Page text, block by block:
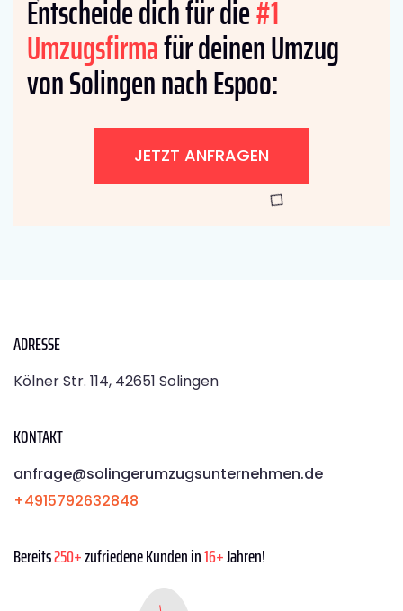
Entscheide dich für die#1
Umzugsfirmafür deinen Umzug
von Solingen nach Espoo:
JETZT ANFRAGEN
ADRESSE
Kölner Str. 114, 42651 Solingen
KONTAKT
anfrage@solingerumzugsunternehmen.de
+4915792632848
Bereits250+zufriedene Kunden in16+Jahren!